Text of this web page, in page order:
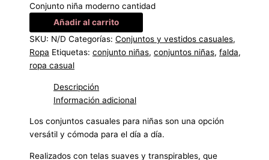
Conjunto niña moderno cantidad
Añadir al carrito
SKU: N/D Categorías:Conjuntos y vestidos casuales,
Ropa Etiquetas:conjunto niñas,conjuntos niñas,falda,
ropa casual
Descripción
Información adicional
Los conjuntos casuales para niñas son una opción
versátil y cómoda para el día a día.
Realizados con telas suaves y transpirables, que